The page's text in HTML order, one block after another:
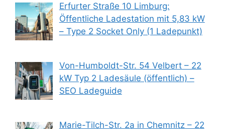
Erfurter Straße 10 Limburg:
Öffentliche Ladestation mit 5,83 kW
– Type 2 Socket Only (1 Ladepunkt)
Von-Humboldt-Str. 54 Velbert – 22
kW Typ 2 Ladesäule (öffentlich) –
SEO Ladeguide
Marie-Tilch-Str. 2a in Chemnitz – 22